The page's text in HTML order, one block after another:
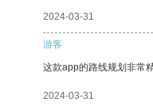
2024-03-31
游客
这款app的路线规划非常
2024-03-31